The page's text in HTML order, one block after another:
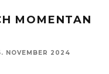
MOMENTAN
NOVEMBER 2024